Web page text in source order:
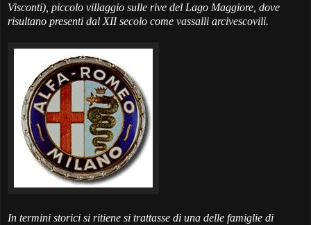
Visconti), piccolo villaggio sulle rive del Lago Maggiore, dove
risultano presenti dal XII secolo come vassalli arcivescovili.
In termini storici si ritiene si trattasse di una delle famiglie di